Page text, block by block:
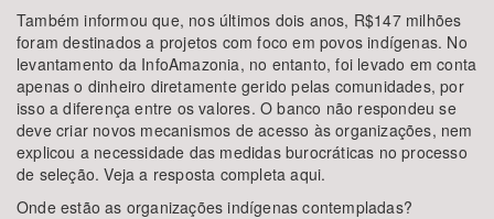
Também informou que, nos últimos dois anos, R$147 milhões
foram destinados a projetos com foco em povos indígenas. No
levantamento da InfoAmazonia, no entanto, foi levado em conta
apenas o dinheiro diretamente gerido pelas comunidades, por
isso a diferença entre os valores. O banco não respondeu se
deve criar novos mecanismos de acesso às organizações, nem
explicou a necessidade das medidas burocráticas no processo
de seleção. Veja a resposta completa aqui.
Onde estão as organizações indígenas contempladas?